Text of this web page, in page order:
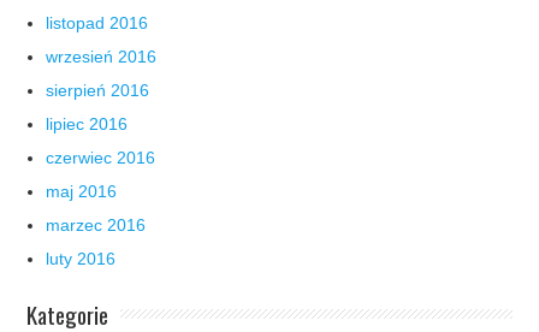
listopad 2016
wrzesień 2016
sierpień 2016
lipiec 2016
czerwiec 2016
maj 2016
marzec 2016
luty 2016
Kategorie